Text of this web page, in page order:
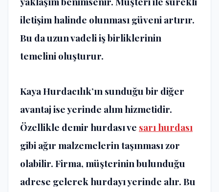
iletişim halinde olunması güveni artırır.
Bu da uzun vadeli iş birliklerinin
temelini oluşturur.
Kaya Hurdacılık’ın sunduğu bir diğer
avantaj ise yerinde alım hizmetidir.
Özellikle demir hurdası ve sarı hurdası
gibi ağır malzemelerin taşınması zor
olabilir. Firma, müşterinin bulunduğu
adrese gelerek hurdayı yerinde alır. Bu